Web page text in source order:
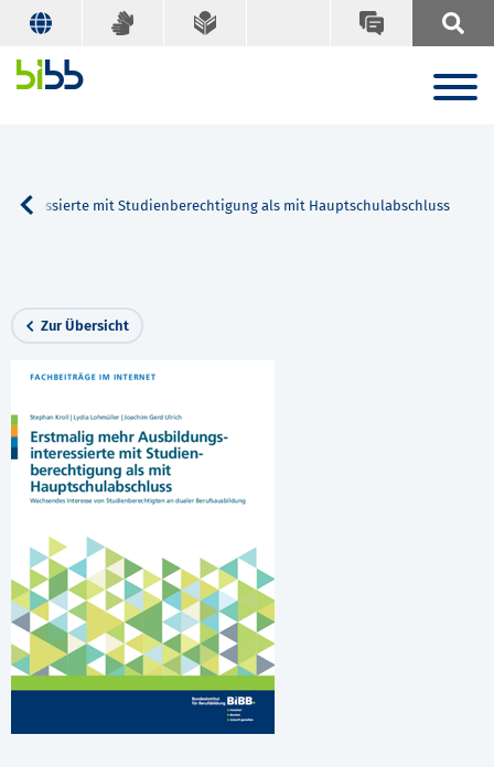
mit Studienberechtigung als mit Hauptschulabschluss
Zur Übersicht